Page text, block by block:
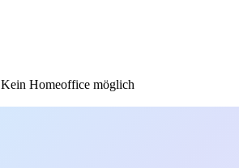
Kein Homeoffice möglich